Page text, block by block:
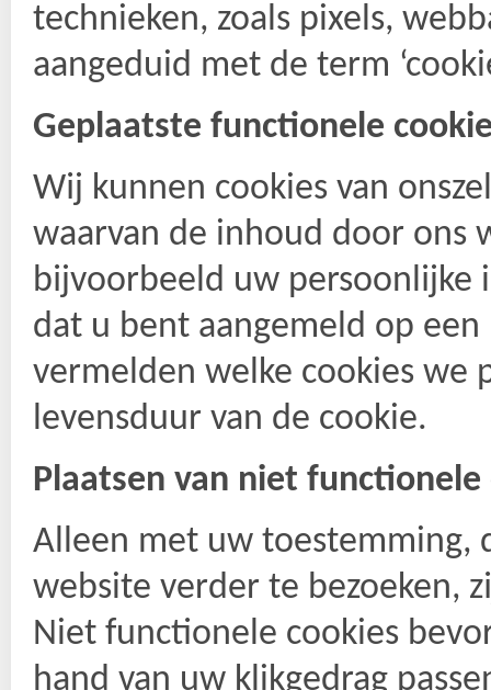
technieken, zoals pixels,
aangeduid met de term
Geplaatste functionele
Wĳ kunnen cookies van
waarvan de inhoud door ons
bĳvoorbeeld uw
dat u bent aangemeld op
vermelden welke cookies we
levensduur van de cookie.
Plaatsen van niet functionele
Alleen met uw toestemming,
website verder te bezoeken,
Niet functionele cookies
hand van uw klikgedrag